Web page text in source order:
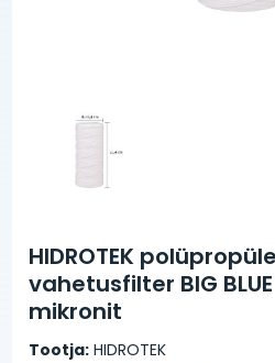
HIDROTEK
vahetusfilter BIG
mikronit
Tootja: HIDROTEK